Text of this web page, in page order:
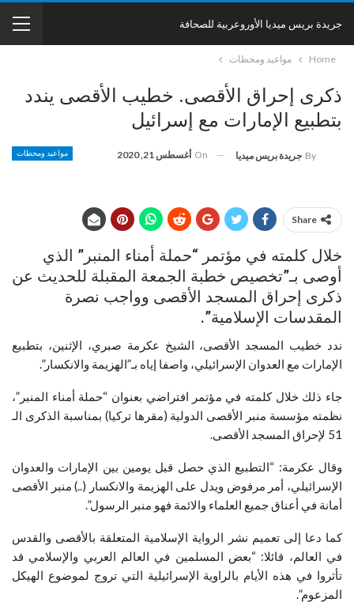
جريدة بريس ميديا الأوروعربية للصحافة
Home مواعيد ومحطات
ذكرى إحراق الأقصى. خطيب الأقصى يندد
بتطبيع الإمارات مع إسرائيل
مواعيد ومحطات By جريدة بريس ميديا On أغسطس 21, 2020
Share
خلال كلمته في مؤتمر “حملة أمناء المنبر” الذي
أوصى بـ”تخصيص خطبة الجمعة المقبلة للحديث عن
ذكرى إحراق المسجد الأقصى وواجب نصرة
المقدسات الإسلامية”.
ندد خطيب المسجد الأقصى، الشيخ عكرمة صبري، الإثنين، بتطبيع
الإمارات مع العدوان الإسرائيلي، واصفا إياه بـ”الهزيمة والانكسار”.
جاء ذلك خلال كلمته في مؤتمر افتراضي بعنوان “حملة أمناء المنبر”،
نظمته مؤسسة منبر الأقصى الدولية (مقرها تركيا) بمناسبة الذكرى الـ
51 لإحراق المسجد الأقصى.
وقال عكرمة: “التطبيع الذي حصل قبل يومين بين الإمارات والعدوان
الإسرائيلي، أمر مرفوض ويدل على الهزيمة والانكسار (..) منبر الأقصى
أمانة في أعناق جميع العلماء والائمة فهو منبر الرسول”.
كما دعا إلى تعميم نشر الرواية الإسلامية المتعلقة بالأقصى والقدس
في العالم، قائلا: “بعض المسلمين في العالم العربي والإسلامي قد
تأثروا في هذه الأيام بالراوية الإسرائيلية التي تروج لموضوع الهيكل
المزعوم”.